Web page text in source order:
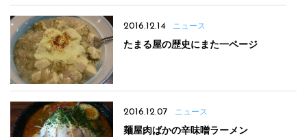
2016.12.14 ニュース
たまる屋の歴史にまた一ページ
2016.12.07 ニュース
麺屋肉ばかの辛味噌ラーメン